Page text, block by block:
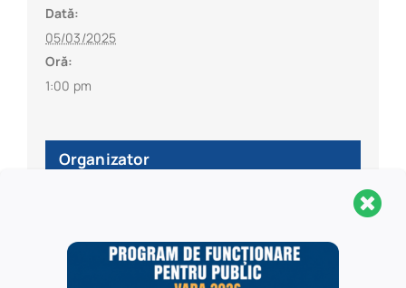
Dată:
05/03/2025
Oră:
1:00 pm
Organizator
Universitatea Națională de Artă Teatrală și
Cenamatografică ”I.L. Caragiale” din București